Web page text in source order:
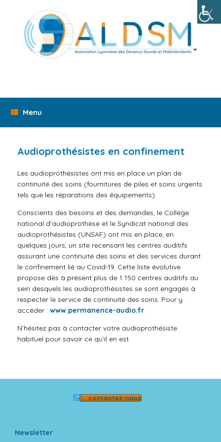
Menu
Audioprothésistes en confinement
Les audioprothésistes ont mis en place un plan de
continuité des soins (fournitures de piles et soins urgents
tels que les réparations des équipements).
Conscients des besoins et des demandes, le Collège
national d’audioprothèse et le Syndicat national des
audioprothésistes (UNSAF) ont mis en place, en
quelques jours, un site recensant les centres auditifs
assurant une continuité des soins et des services durant
le confinement lié au Covid-19. Cette liste évolutive
propose dès à présent plus de 1 150 centres auditifs au
sein desquels les audioprothésistes se sont engagés à
respecter le service de continuité des soins. Pour y
accéder : www.permanence-audio.fr
N’hésitez pas à contacter votre audioprothésiste
habituel pour savoir ce qu’il en est.
contactez-nous
Newsletter